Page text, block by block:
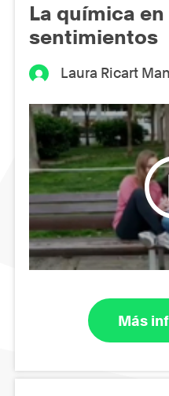
La química
sentimientos
Laura Ricart
Más